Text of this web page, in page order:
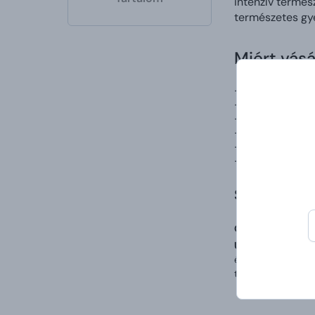
természetes
Miért
-biológiai,
-azok a
-kézzel
-hosszú égési
-több
-különféle
Összetevők
Utasítás:
égő gyertyát.
tűzálló állványon